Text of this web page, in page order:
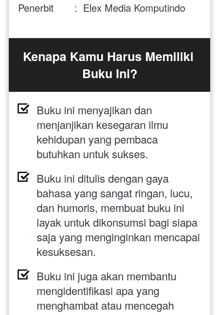
Penerbit       :  Elex Media Komputindo
Kenapa Kamu Harus Memiliki
Buku Ini?
Buku ini menyajikan dan
menjanjikan kesegaran ilmu
kehidupan yang pembaca
butuhkan untuk sukses.
Buku ini ditulis dengan gaya
bahasa yang sangat ringan, lucu,
dan humoris, membuat buku ini
layak untuk dikonsumsi bagi siapa
saja yang menginginkan mencapai
kesuksesan.
Buku ini juga akan membantu
mengidentifikasi apa yang
menghambat atau mencegah